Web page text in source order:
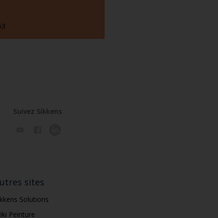
Suivez Sikkens
sites
Solutions
Peinture